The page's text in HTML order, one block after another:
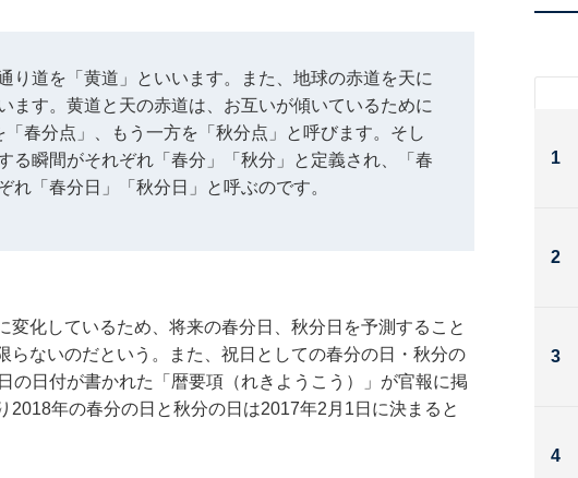
り道を「黄道」といいます。また、地球の赤道を天に
ます。黄道と天の赤道は、お互いが傾いているために
春分点」、もう一方を「秋分点」と呼びます。そし
る瞬間がそれぞれ「春分」「秋分」と定義され、「春
「春分日」「秋分日」と呼ぶのです。
変化しているため、将来の春分日、秋分日を予測すること
らないのだという。また、祝日としての春分の日・秋分の
の日付が書かれた「暦要項（れきようこう）」が官報に掲
年の春分の日と秋分の日は2017年2月1日に決まると
1
2
3
4